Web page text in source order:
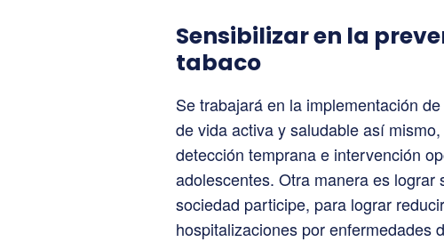
Sensibilizar en la
tabaco
Se trabajará en la implementación
de vida activa y saludable así mismo,
detección temprana e intervención
adolescentes. Otra manera es lograr
sociedad participe, para lograr
hospitalizaciones por enfermedades